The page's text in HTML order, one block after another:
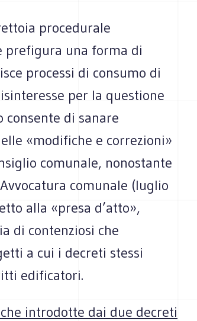
procedurale
prefigura una forma di
processi di consumo di
per la questione
consente di sanare
«modifiche e correzioni»
comunale, nonostante
comunale (luglio
alla «presa d’atto»,
di contenziosi che
a cui i decreti stessi
edificatori.
introdotte dai due decreti